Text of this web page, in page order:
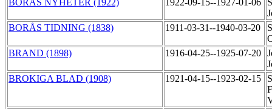
BORÅS NYHETER (1922)
1922-09-15--1927-01-06
BORÅS TIDNING (1838)
1911-03-31--1940-03-20
BRAND (1898)
1916-04-25--1925-07-20
BROKIGA BLAD (1908)
1921-04-15--1923-02-15